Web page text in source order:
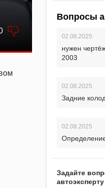
Вопросы
02.08.2025
нужен
2003
02.08.2025
Задние
02.08.2025
Задайте
автоэксперту